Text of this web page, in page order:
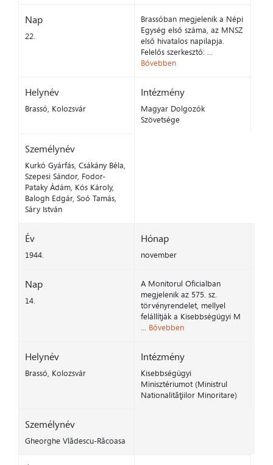
Nap
22.
Brassóban megjelenik a Népi
Egység első száma, az MNSZ
első hivatalos napilapja.
Felelős szerkesztő: ...
Bővebben
Helynév
Brassó, Kolozsvár
Intézmény
Magyar Dolgozók
Szövetsége
Személynév
Kurkó Gyárfás, Csákány Béla,
Szepesi Sándor, Fodor-
Pataky Ádám, Kós Károly,
Balogh Edgár, Soó Tamás,
Sáry István
Év
1944.
Hónap
november
Nap
14.
A Monitorul Oficialban
megjelenik az 575. sz.
törvényrendelet, mellyel
felállítják a Kisebbségügyi M
... Bővebben
Helynév
Brassó, Kolozsvár
Intézmény
Kisebbségügyi
Minisztériumot (Ministrul
Nationalităţiilor Minoritare)
Személynév
Gheorghe Vlădescu-Răcoasa